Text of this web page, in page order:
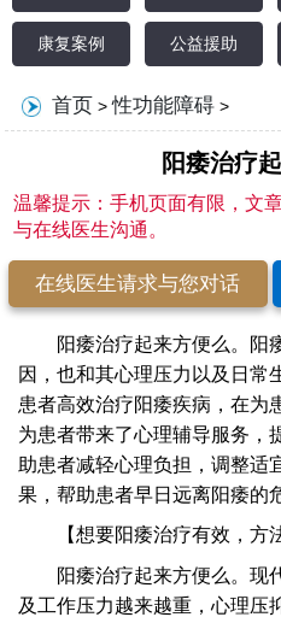
康复案例 公益援助
首页 >性功能障碍 >
阳痿治疗
温馨提示：手机页面有限，文
与在线医生沟通。
在线医生请求与您对话
阳痿治疗起来方便么。阳
因，也和其心理压力以及日常
患者高效治疗阳痿疾病，在为
为患者带来了心理辅导服务，
助患者减轻心理负担，调整适
果，帮助患者早日远离阳痿的
【想要阳痿治疗有效，方法
阳痿治疗起来方便么。现
及工作压力越来越重，心理压